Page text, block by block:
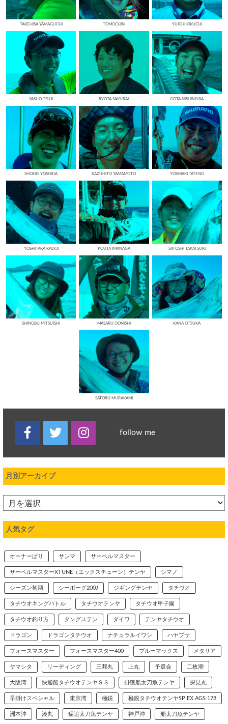
TAKEHISA YAMAGUCHI TOMOCHIN YUICHI KIKUCHI
YASUO TSUJI RYOTA SAKURAI GOTA NISHIMURA
SHOHEI YOSHIDA KAZUHITO YAMAMOTO YOSHIAKI TATENO
YOSHITAKA KADOI KOUTA IMANAGA SATOSHI TAKATSUKI
SHINOBU MITSUISHI MASARU OONISHI KANA OTSUKA
SATORU MURAKAMI
follow me
月別アーカイブ
人気タグ
オーナーばり サンマ サーベルマスター
サーベルマスターXTUNE（エックスチューン）テンヤ シマノ
シーズン初期 シーボーグ200J ジギングテンヤ タチウオ
タチウオキングバトル タチウオテンヤ タチウオ甲子園
タチウオ釣り方 タングステン ダイワ テンヤタチウオ
ドラゴン ドラゴンタチウオ ナチュラルイワシ ハヤブサ
フォースマスター フォースマスター400 ブルーマックス メタリア
ヤマシタ リーディング 三邦丸 上丸 予選会 二枚潮
大阪湾 快適船タチウオテンヤＳＳ 掛獲船太刀魚テンヤ 探見丸
早掛けスペシャル 東京湾 極鋭 極鋭タチウオテンヤSP EX AGS 178
洲本沖 湊丸 猛追太刀魚テンヤ 神戸沖 船太刀魚テンヤ